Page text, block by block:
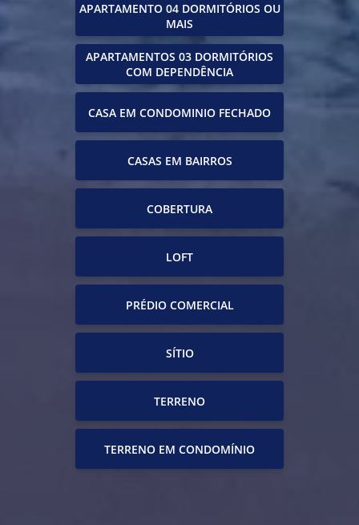
APARTAMENTO 04 DORMITÓRIOS OU
MAIS
APARTAMENTOS 03 DORMITÓRIOS
COM DEPENDÊNCIA
CASA EM CONDOMINIO FECHADO
CASAS EM BAIRROS
COBERTURA
LOFT
PRÉDIO COMERCIAL
SÍTIO
TERRENO
TERRENO EM CONDOMÍNIO